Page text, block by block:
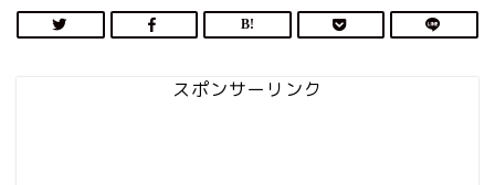
スポンサーリンク